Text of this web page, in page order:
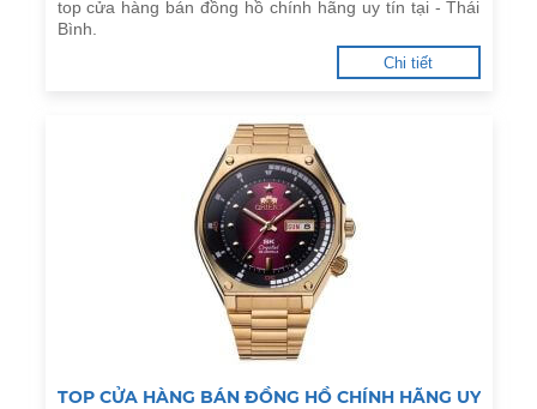
top cửa hàng bán đồng hồ chính hãng uy tín tại - Thái
Bình.
Chi tiết
TOP CỬA HÀNG BÁN ĐỒNG HỒ CHÍNH HÃNG UY